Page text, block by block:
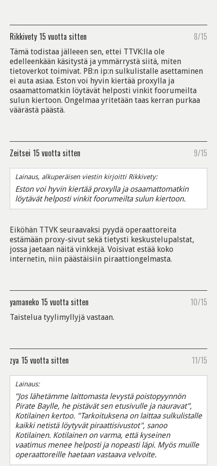
Rikkivety 15 vuotta sitten 8/15
Tämä todistaa jälleeen sen, ettei TTVK:lla ole
edelleenkään käsitystä ja ymmärrystä siitä, miten
tietoverkot toimivat. PB:n ip:n sulkulistalle asettaminen
ei auta asiaa. Eston voi hyvin kiertää proxylla ja
osaamattomatkin löytävät helposti vinkit foorumeilta
sulun kiertoon. Ongelmaa yritetään taas kerran purkaa
väärästä päästä.
Zeitsei 15 vuotta sitten 9/15
Lainaus, alkuperäisen viestin kirjoitti Rikkivety:
Eston voi hyvin kiertää proxylla ja osaamattomatkin
löytävät helposti vinkit foorumeilta sulun kiertoon.
Eiköhän TTVK seuraavaksi pyydä operaattoreita
estämään proxy-sivut sekä tietysti keskustelupalstat,
jossa jaetaan näitä vinkkejä. Voisivat estää koko
internetin, niin päästäisiin piraattiongelmasta.
yamaneko 15 vuotta sitten 10/15
Taistelua tyylimyllyjä vastaan.
zya 15 vuotta sitten 11/15
Lainaus:
”Jos lähetämme laittomasta levystä poistopyynnön
Pirate Baylle, he pistävät sen etusivulle ja nauravat”,
Kotilainen kertoo. "Tarkoituksena on laittaa sulkulistalle
kaikki netistä löytyvät piraattisivustot", sanoo
Kotilainen. Kotilainen on varma, että kyseinen
vaatimus menee helposti ja nopeasti läpi. Myös muille
operaattoreille haetaan vastaava velvoite.